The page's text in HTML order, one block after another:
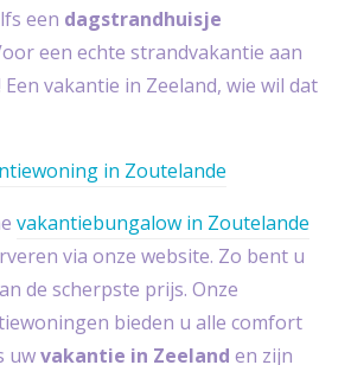
een dagstrandhuisje
een echte strandvakantie aan
vakantie in Zeeland, wie wil dat
in Zoutelande
vakantiebungalow in Zoutelande
via onze website. Zo bent u
de scherpste prijs. Onze
bieden u alle comfort
uwvakantie in Zeeland en zijn